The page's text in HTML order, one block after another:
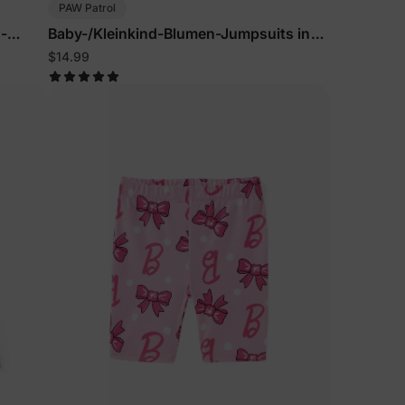
PAW Patrol
Baby-/Kleinkind-Blumen-Jumpsuits in
Knallpink
$14.99
&